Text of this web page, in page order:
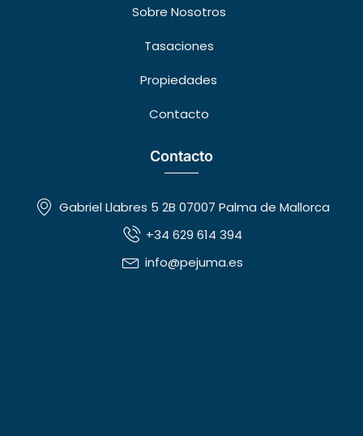
Sobre Nosotros
Tasaciones
Propiedades
Contacto
Contacto
Gabriel Llabres 5 2B 07007 Palma de Mallorca
+34 629 614 394
info@pejuma.es